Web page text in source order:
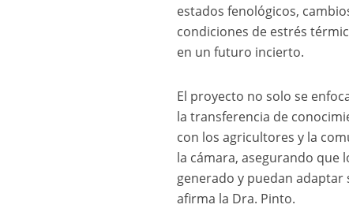
estados fenológicos,
condiciones de estrés
en un futuro incierto.
El proyecto no solo se
la transferencia de
con los agricultores y la
la cámara, asegurando que
generado y puedan adaptar
afirma la Dra. Pinto.